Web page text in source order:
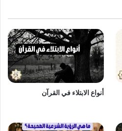
أنواع الابتلاء في القرآن